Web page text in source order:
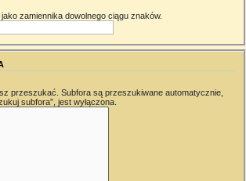
zamiennika dowolnego ciągu znaków.
przeszukać. Subfora są przeszukiwane automatycznie,
subfora”, jest wyłączona.